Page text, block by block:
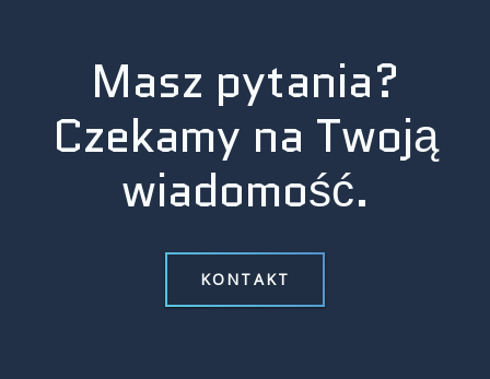
Masz pytania?
Czekamy na Twoją
wiadomość.
KONTAKT